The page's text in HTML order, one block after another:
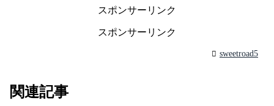
スポンサーリンク
スポンサーリンク
sweetroad5
関連記事